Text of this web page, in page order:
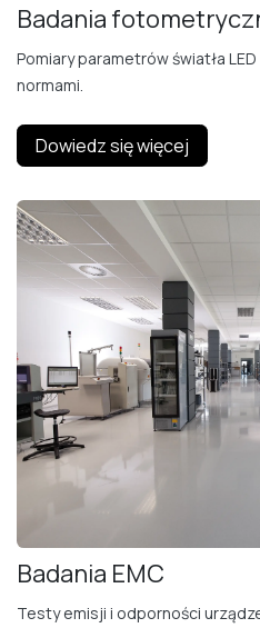
Badania
Pomiary parametrów światła
normami.
Dowiedz się więcej
Badania EMC
Testy emisji i odporności